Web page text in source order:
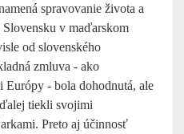
spravovanie života a
v maďarskom
od slovenského
zmluva - ako
Európy - bola dohodnutá, ale
tiekli svojimi
Preto aj účinnosť